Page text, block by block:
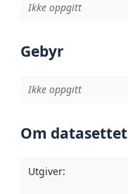
Ikke oppgitt
Gebyr
Ikke oppgitt
Om datasettet
Utgiver: